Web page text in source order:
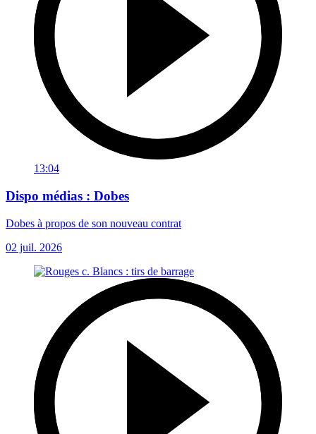
13:04
Dispo médias : Dobes
Dobes à propos de son nouveau contrat
02 juil. 2026